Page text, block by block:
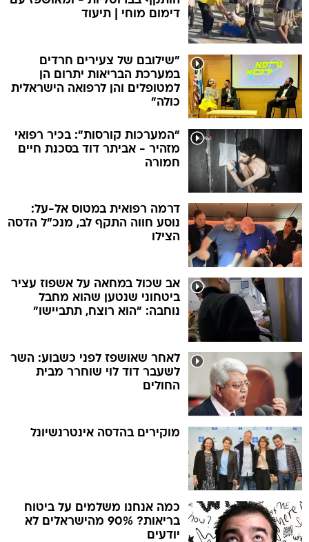
דימום מוחי | תיעוד
"שילובם של צעירים חרדים
במערכת הבריאות יתרום הן
למטופלים והן לרפואה הישראלית
כולה"
"המערכות קורסות": בכיר רפואי
מזהיר - אביתר דוד בסכנת חיים
חמורה
דרמה רפואית במטוס אל-על:
נוסע חווה התקף לב, מנכ"ל הדסה
הצילו
אב שכול במחאה על אשפוז עציר
ביטחוני שנטען שהוא מחבל
נוחבה: "הוא רוצח, תתביישו"
לאחר שאושפז לפני כשבוע: השר
לשעבר דוד לוי שוחרר מבית
החולים
מוקירים בהדסה אינטרנשיונל
כמה אנחנו משלמים על ביטוח
בריאות? 90% מהישראלים לא
יודעים